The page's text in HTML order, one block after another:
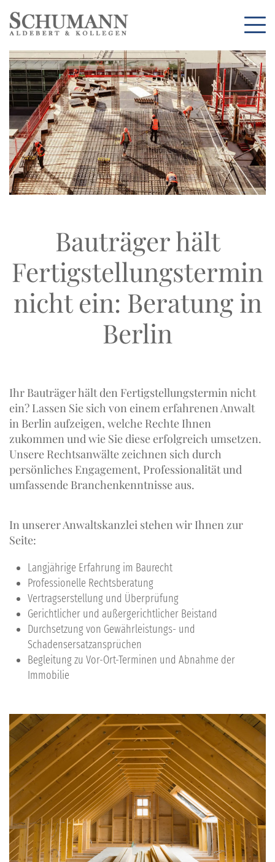
Bauträger hält
Fertigstellungstermin
nichtein: Beratung in
Berlin
Ihr Bauträger hält den Fertigstellungstermin nicht
ein? Lassen Sie sich von einem erfahrenen Anwalt
in Berlinaufzeigen, welche Rechte Ihnen
zukommen und wie Sie diese erfolgreich umsetzen.
Unsere Rechtsanwälte zeichnen sich durch
persönliches Engagement, Professionalität und
umfassende Branchenkenntnisse aus.
In unserer Anwaltskanzlei stehen wir Ihnen zur
Seite:
Langjährige Erfahrung im Baurecht
Professionelle Rechtsberatung
Vertragserstellung und Überprüfung
Gerichtlicher und außergerichtlicher Beistand
Durchsetzung von Gewährleistungs- und
Schadensersatzansprüchen
Begleitung zu Vor-Ort-Terminen und Abnahme der
Immobilie